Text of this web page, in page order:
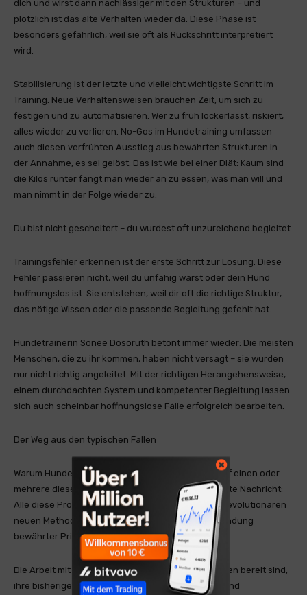
dich und wirst dann nachlässiger mit den Strukturen – und
plötzlich ist das alte Verhalten wieder da. Diese Phase ist
besonders gefährlich, weil sie oft als Rückschritt interpretiert
wird.
Stabilisierung ist der letzte und vielleicht wichtigste Schritt im
Training. Neue Verhaltensweisen brauchen Zeit, um sich zu
festigen und zu automatisieren. Wer zu früh lockerlässt, riskiert,
alles wieder zu verlieren. No-Gos im Hundetraining umfassen
auch diesen verfrühten Ausstieg aus bewährten Strukturen in
der Annahme, es sei gelöst. Das ist wie bei einer Diät: Kaum sind
die Kilos runter fängt man wieder an zu essen, was man will und
man nimmt in der Folge wieder zu.
Du bist nicht gescheitert – du wurdest oft unzureichend begleitet
Trainingsfehler erkennen ist der erste Schritt zur Lösung. Diese
Fehler passieren nicht, weil du unfähig wärst oder dein Hund
hoffnungslos ist. Sie entstehen, weil dir oft die richtige Struktur,
das nötige Wissen oder die passende Begleitung gefehlt hat.
Hundetrainerin Sonee Dosoruth betont immer wieder: Die meisten
Menschen, die zu ihr kommen, haben nicht versagt – sie wurden
nur nicht richtig angeleitet. Mit der richtigen Herangehensweise,
einem durchdachten System und kompetenter Begleitung lassen
sich auch scheinbar hoffnungslose Fälle erfolgreich bearbeiten.
Der Weg aus den typischen Fallen
Warum Hundetraining scheitert, lässt sich meist auf einen oder
mehrere dieser sieben Fehler zurückführen. Die gute Nachricht:
Alle diese Probleme sind lösbar. Es braucht keine revolutionären
neuen Methoden, sondern die konsequente Anwendung
bewährter Prinzipien in der richtigen Reihenfolge.
Die Arbeit mit Sonee Dosoruth
zeigt: Wenn Menschen bereit sind,
ihre bisherige Herangehensweise zu reflektieren und